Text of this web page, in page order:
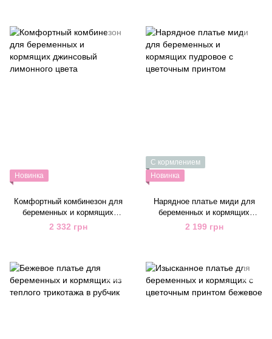
Новинка
Комфортный комбинезон для
беременных и кормящих
джинсовый лимонного цвета
2 332 грн
С кормлением
Новинка
Нарядное платье миди для
беременных и кормящих
пудровое с цветочным принтом
2 199 грн